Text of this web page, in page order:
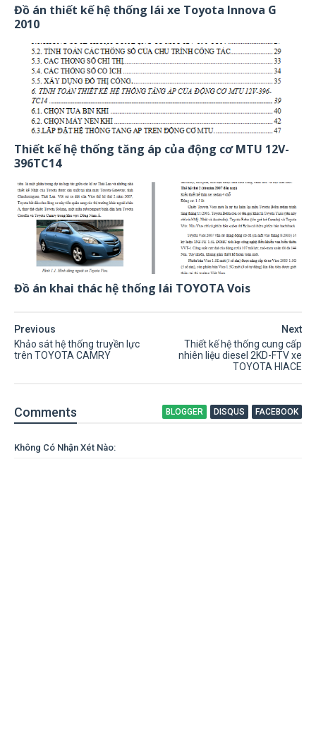
Đồ án thiết kế hệ thống lái xe Toyota Innova G
2010
Thiết kế hệ thống tăng áp của động cơ MTU 12V-
396TC14
Đồ án khai thác hệ thống lái TOYOTA Vois
Next
Thiết kế hệ thống cung cấp
nhiên liệu diesel 2KD-FTV xe
TOYOTA HIACE
Previous
Khảo sát hệ thống truyền lực
trên TOYOTA CAMRY
Comments BLOGGER DISQUS FACEBOOK
Không Có Nhận Xét Nào: